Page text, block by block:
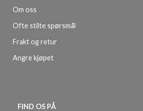
Om oss
Ofte stilte spørsmål
Frakt og retur
Angre kjøpet
FIND OS PÅ